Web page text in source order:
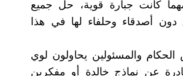
كانت جبارة قوية، حل جميع
دون أصدقاء وحلفاء لها في هذا
والمسئولين يحاولون لوي
عن نماذج خالدة أو مفكرين